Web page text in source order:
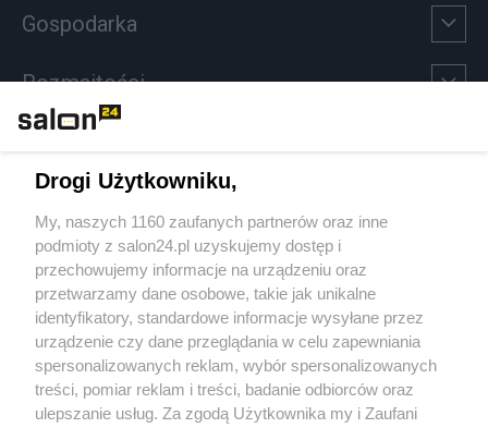
Gospodarka
Rozmaitości
Sport
Społeczeństwo
Kultura
X Facebook Instagram Youtube
Drogi Użytkowniku,
My, naszych 1160 zaufanych partnerów oraz inne
podmioty z salon24.pl uzyskujemy dostęp i
przechowujemy informacje na urządzeniu oraz
przetwarzamy dane osobowe, takie jak unikalne
identyfikatory, standardowe informacje wysyłane przez
urządzenie czy dane przeglądania w celu zapewniania
spersonalizowanych reklam, wybór spersonalizowanych
treści, pomiar reklam i treści, badanie odbiorców oraz
ulepszanie usług. Za zgodą Użytkownika my i Zaufani